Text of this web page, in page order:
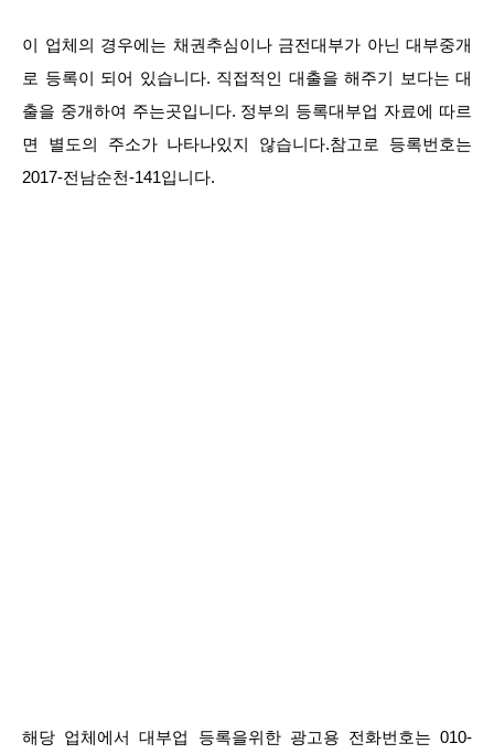
이 업체의 경우에는 채권추심이나 금전대부가 아닌 대부중개
로 등록이 되어 있습니다. 직접적인 대출을 해주기 보다는 대
출을 중개하여 주는곳입니다. 정부의 등록대부업 자료에 따르
면 별도의 주소가 나타나있지 않습니다.참고로 등록번호는
2017-전남순천-141입니다.
해당 업체에서 대부업 등록을위한 광고용 전화번호는 010-